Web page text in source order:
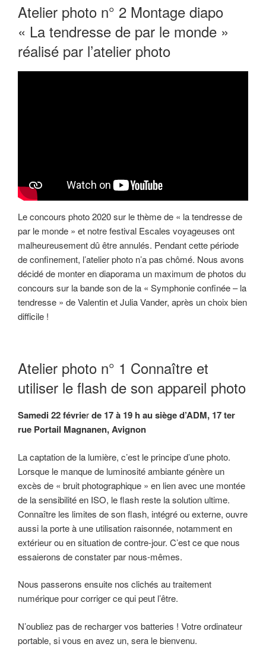
Atelier photo n° 2 Montage diapo
« La tendresse de par le monde »
réalisé par l’atelier photo
Le concours photo 2020 sur le thème de « la tendresse de
par le monde » et notre festival Escales voyageuses ont
malheureusement dû être annulés. Pendant cette période
de confinement, l’atelier photo n’a pas chômé. Nous avons
décidé de monter en diaporama un maximum de photos du
concours sur la bande son de la « Symphonie confinée – la
tendresse » de Valentin et Julia Vander, après un choix bien
difficile !
Atelier photo n° 1 Connaître et
utiliser le flash de son appareil photo
Samedi 22 févrierde 17 à 19 h au siège d’ADM, 17 ter
rue Portail Magnanen, Avignon
La captation de la lumière, c’est le principe d’une photo.
Lorsque le manque de luminosité ambiante génère un
excès de « bruit photographique » en lien avec une montée
de la sensibilité en ISO, le flash reste la solution ultime.
Connaître les limites de son flash, intégré ou externe, ouvre
aussi la porte à une utilisation raisonnée, notamment en
extérieur ou en situation de contre-jour. C’est ce que nous
essaierons de constater par nous-mêmes.
Nous passerons ensuite nos clichés au traitement
numérique pour corriger ce qui peut l’être.
N’oubliez pas de recharger vos batteries ! Votre ordinateur
portable, si vous en avez un, sera le bienvenu.